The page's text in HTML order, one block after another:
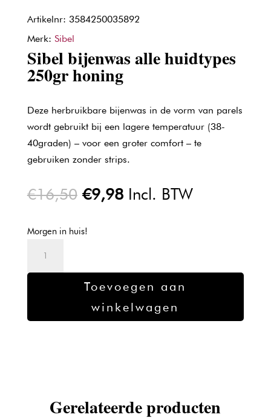
Artikelnr: 3584250035892
Merk: Sibel
Sibel bijenwas alle huidtypes
250gr honing
Deze herbruikbare bijenwas in de vorm van parels
wordt gebruikt bij een lagere temperatuur (38-
40graden) – voor een groter comfort – te
gebruiken zonder strips.
€16,50 Oorspronkelijke
was:
€9,98Huidige
Incl. BTW
Morgen in huis!
Toevoegen aan
winkelwagen
Gerelateerde producten